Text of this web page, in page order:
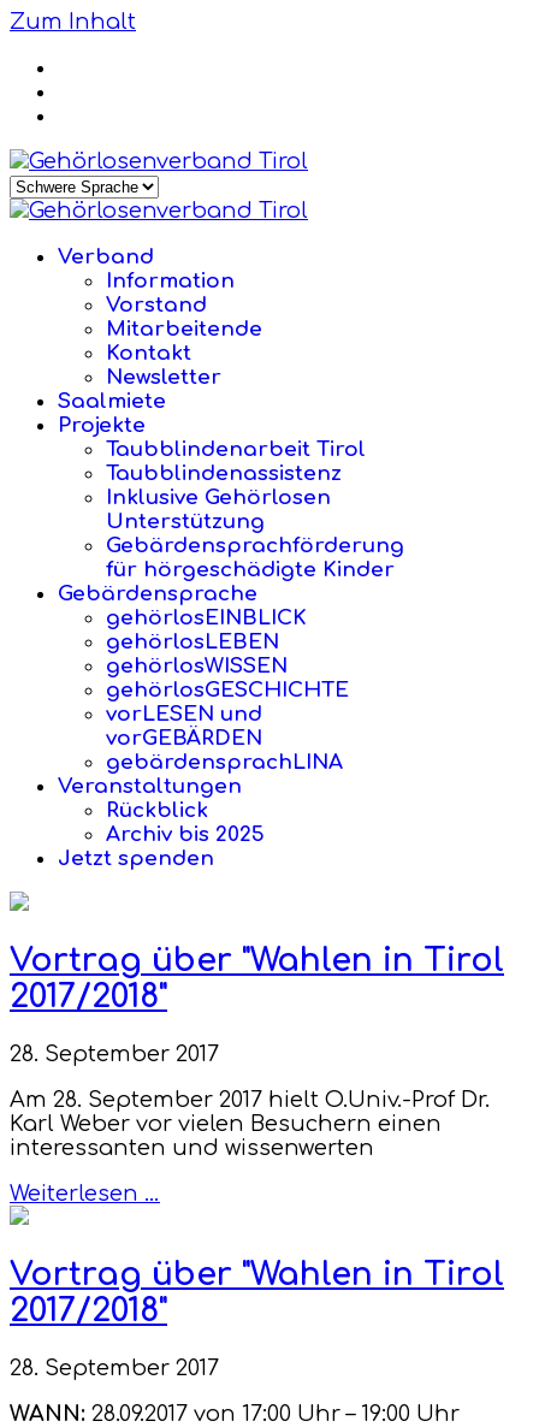
Zum Inhalt
Verband
Information
Vorstand
Mitarbeitende
Kontakt
Newsletter
Saalmiete
Projekte
Taubblindenarbeit Tirol
Taubblindenassistenz
Inklusive Gehörlosen
Unterstützung
Gebärdensprachförderung
für hörgeschädigte Kinder
Gebärdensprache
gehörlosEINBLICK
gehörlosLEBEN
gehörlosWISSEN
gehörlosGESCHICHTE
vorLESEN und
vorGEBÄRDEN
gebärdensprachLINA
Veranstaltungen
Rückblick
Archiv bis 2025
Jetzt spenden
Vortrag über "Wahlen in Tirol
2017/2018"
28. September 2017
Am 28. September 2017 hielt O.Univ.-Prof Dr.
Karl Weber vor vielen Besuchern einen
interessanten und wissenwerten
Weiterlesen …
Vortrag über "Wahlen in Tirol
2017/2018"
28. September 2017
WANN: 28.09.2017 von 17:00 Uhr – 19:00 Uhr